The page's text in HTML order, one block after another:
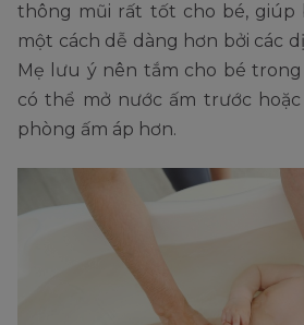
thông mũi rất tốt cho bé, giúp
một cách dễ dàng hơn bởi các
Mẹ lưu ý nên tắm cho bé
có thể mở nước ấm trước
phòng ấm áp hơn.